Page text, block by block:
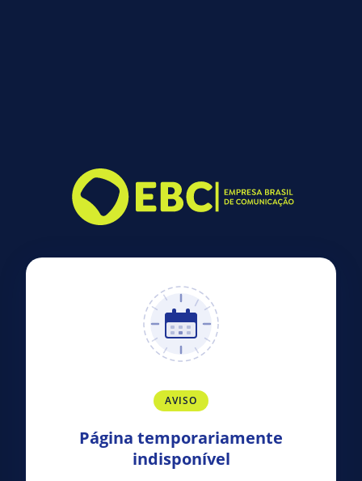
AVISO
Página temporariamente
indisponível